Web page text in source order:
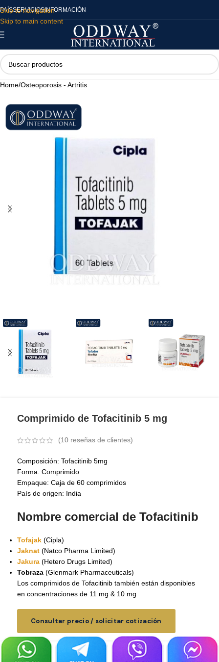
Skip to navigation
Skip to main content
PAÍSSERVICIOSINFORMACIÓN
Home/Osteoporosis - Artritis
Comprimido de Tofacitinib 5 mg
(10 reseñas de clientes)
Composición: Tofacitinib 5mg
Forma: Comprimido
Empaque: Caja de 60 comprimidos
País de origen: India
Nombre comercial de Tofacitinib
Tofajak (Cipla)
Jaknat (Natco Pharma Limited)
Jakura (Hetero Drugs Limited)
Tobraza (Glenmark Pharmaceuticals)
Los comprimidos de Tofacitinib también están disponibles
en concentraciones de 11 mg & 10 mg
Consultar precio / solicitar cotización